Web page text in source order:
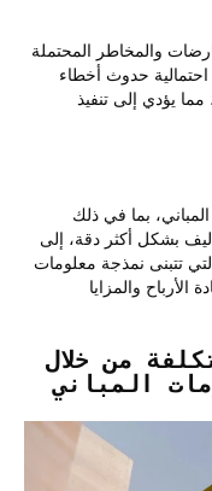
والمخاطر المحتملة
احتمالية حدوث أخطاء
يؤدي إلى تنفيذ
بما في ذلك
بشكل أكثر دقة، إلى
تتبنى نمذجة معلومات
والمزايا
من خلال
المباني